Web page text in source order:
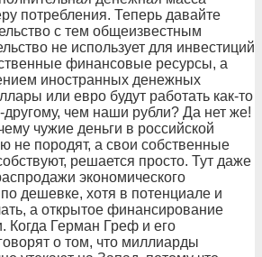
потребления. Теперь давайте
с тем общеизвестным
не использует для инвестиций
финансовые ресурсы, а
иностранных денежных
или евро будут работать как-то
чем наши рубли? Да нет же!
чужие деньги в российской
не породят, а свои собственные
решается просто. Тут даже
экономического
дешевке, хотя в потенциале и
а открытое финансирование
Когда Герман Греф и его
о том, что миллиарды